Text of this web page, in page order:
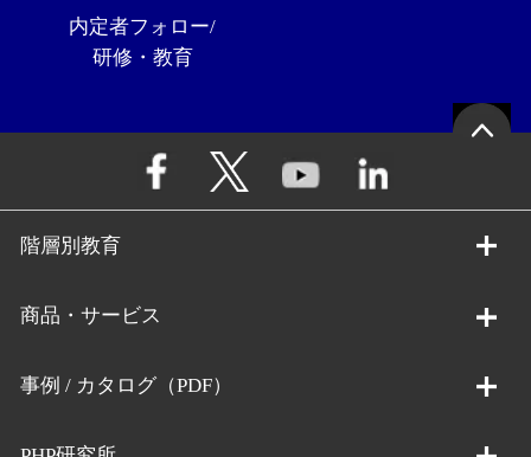
内定者フォロー/
研修・教育
階層別教育
商品・サービス
事例 / カタログ（PDF）